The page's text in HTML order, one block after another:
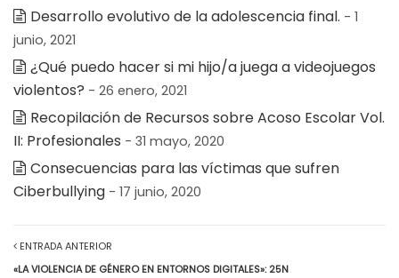
Desarrollo evolutivo de la adolescencia final. - 1
junio, 2021
¿Qué puedo hacer si mi hijo/a juega a videojuegos
violentos? - 26 enero, 2021
Recopilación de Recursos sobre Acoso Escolar Vol.
II: Profesionales - 31 mayo, 2020
Consecuencias para las víctimas que sufren
Ciberbullying - 17 junio, 2020
ENTRADA ANTERIOR
«LA VIOLENCIA DE GÉNERO EN ENTORNOS DIGITALES»: 25N